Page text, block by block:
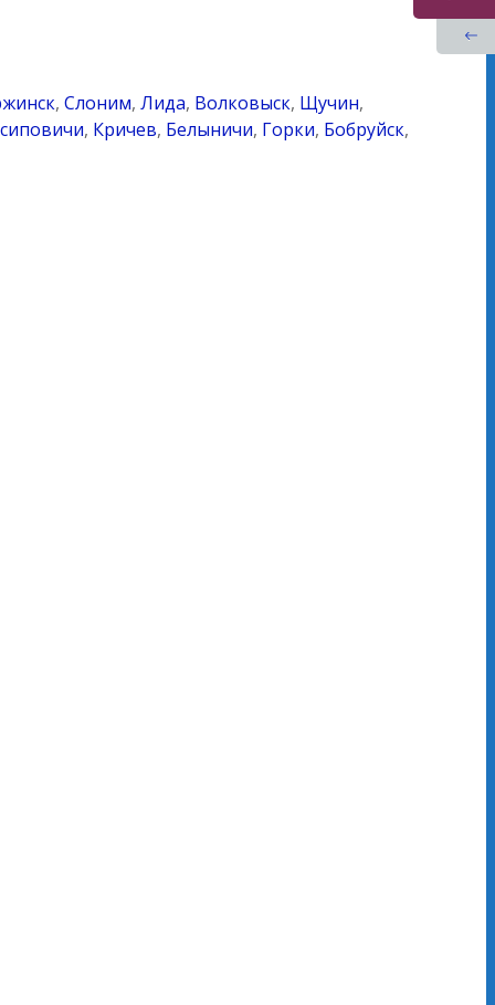
, Слоним, Лида, Волковыск, Щучин,
, Кричев, Белыничи, Горки, Бобруйск,